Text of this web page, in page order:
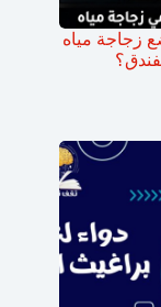
زجاجة مياه